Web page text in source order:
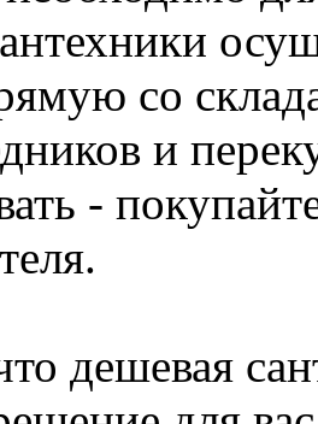
со
и
-
дешевая